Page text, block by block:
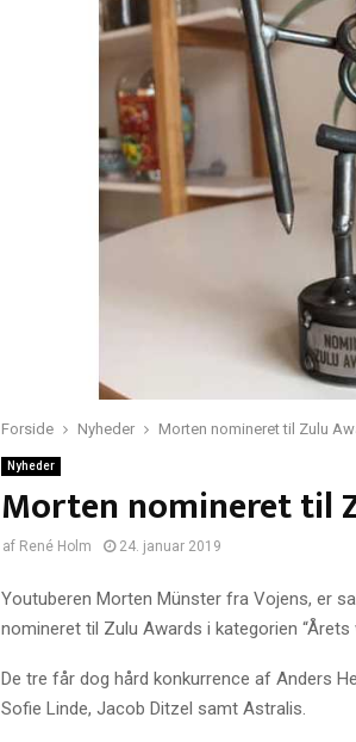
Forside Nyheder Morten nomineret til Zulu
Nyheder
Morten nomineret til
af René Holm 24. januar 2019
Youtuberen Morten Münster fra Vojens, er
nomineret til Zulu Awards i kategorien “Årets
De tre får dog hård konkurrence af Anders
Sofie Linde, Jacob Ditzel samt Astralis.